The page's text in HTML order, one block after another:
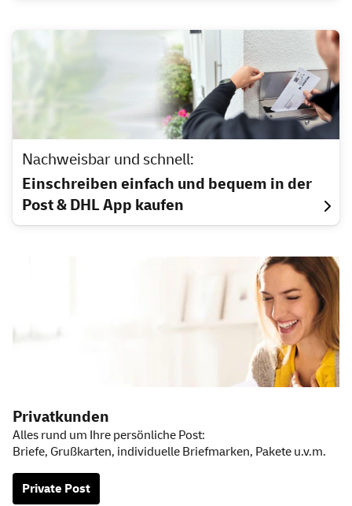
Nachweisbar und schnell:
Einschreiben einfach und bequem in der
Post & DHL App kaufen
Weitere Informationen
Privatkunden
Alles rund um Ihre persönliche Post:
Briefe, Grußkarten, individuelle Briefmarken, Pakete u.v.m.
Private Post